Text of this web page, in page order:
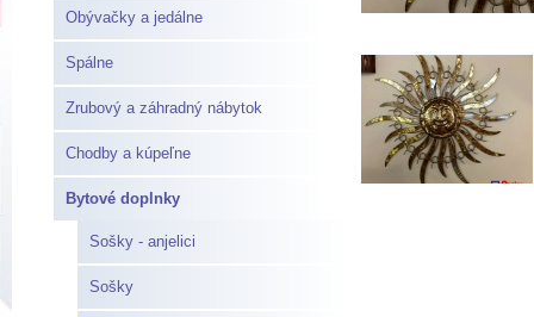
Obývačky a jedálne
Spálne
Zrubový a záhradný nábytok
Chodby a kúpeľne
Bytové doplnky
Sošky - anjelici
Sošky